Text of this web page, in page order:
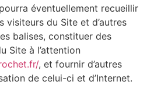
éventuellement recueillir
visiteurs du Site et d’autres
balises, constituer des
Site à l’attention
, et fournir d’autres
de celui-ci et d’Internet.